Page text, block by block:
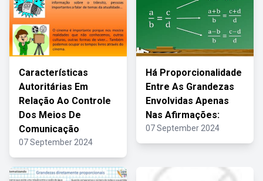
Características
Autoritárias Em
Relação Ao Controle
Dos Meios De
Comunicação
07 September 2024
Há Proporcionalidade
Entre As Grandezas
Envolvidas Apenas
Nas Afirmações:
07 September 2024